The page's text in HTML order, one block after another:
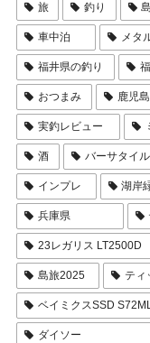
旅 釣り 島
車中泊 メタ
福井県の釣り
おつまみ 鹿児
実釣レビュー
酒 バーサタイル
インプレ 湖岸
兵庫県
23レガリス LT2500D
島旅2025 ティ
ベイミクスSSD
ダイソー